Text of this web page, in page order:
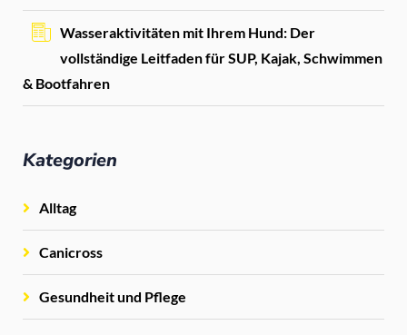
Wasseraktivitäten mit Ihrem Hund: Der
vollständige Leitfaden für SUP, Kajak, Schwimmen
& Bootfahren
Kategorien
Alltag
Canicross
Gesundheit und Pflege